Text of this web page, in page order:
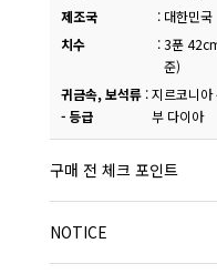
제조국
: 대한민국
치수
:3푼
준)
귀금속, 보석류
- 등급
:지르코니
부 다이아
구매 전 체크 포인트
NOTICE